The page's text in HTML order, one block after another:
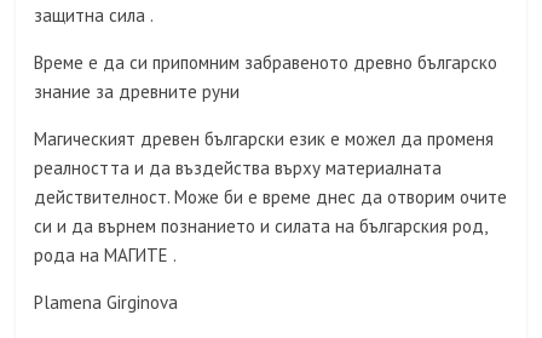
защитна сила .
Време е да си припомним забравеното древно българско
знание за древните руни
Магическият древен български език е можел да променя
реалността и да въздейства върху материалната
действителност. Може би е време днес да отворим очите
си и да върнем познанието и силата на българския род,
рода на МАГИТЕ .
Plamena Girginova